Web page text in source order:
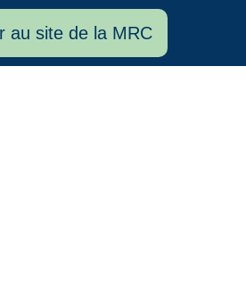
au site de la MRC